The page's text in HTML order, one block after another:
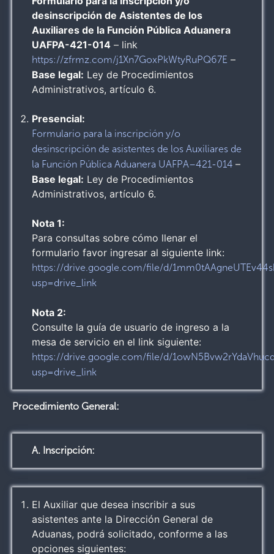
desinscripción de Asistentes de los
Auxiliares de la Función Pública Aduanera
UAFPA-421-014 – link
https://zfrmz.com/j1Xn7GoxPkWtyRuPQ67E –
Base legal: Ley de Procedimientos
Administrativos, artículo 6.
Presencial:
Formulario para la inscripción y/o
desinscripción de asistentes de los Auxiliares de
la Función Pública Aduanera UAFPA–421-014 –
Base legal: Ley de Procedimientos
Administrativos, artículo 6.
Nota 1:
Para consultas sobre cómo llenar el
formulario favor ingresar al siguiente link:
https://drive.google.com/file/d/
usp=drive_link
Nota 2:
Consulte la guía de usuario de ingreso a la
mesa de servicio en el link siguiente:
https://drive.google.com/file/d/
usp=drive_link
Procedimiento General:
A. Inscripción:
El Auxiliar que desea inscribir a sus
asistentes ante la Dirección General de
Aduanas, podrá solicitado, conforme a las
opciones siguientes: